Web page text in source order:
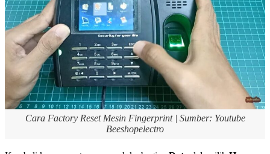
Cara Factory Reset Mesin Fingerprint | Sumber: Youtube
Beeshopelectro